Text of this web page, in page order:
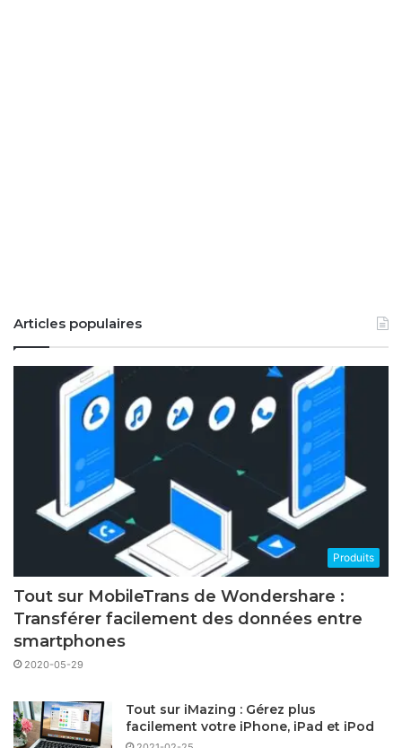
Articles populaires
Produits
Tout sur MobileTrans de Wondershare :
Transférer facilement des données entre
smartphones
2020-05-29
Tout sur iMazing : Gérez plus
facilement votre iPhone, iPad et iPod